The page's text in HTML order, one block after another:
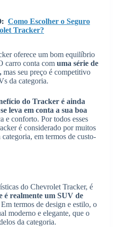
Como Escolher o Seguro
Tracker?
oferece um bom equilíbrio
carro conta com uma série de
mas seu preço é competitivo
da categoria.
do Tracker é ainda
leva em conta a sua boa
e conforto. Por todos esses
é considerado por muitos
em termos de custo-
do Chevrolet Tracker, é
é realmente um SUV de
Em termos de design e estilo, o
moderno e elegante, que o
da categoria.